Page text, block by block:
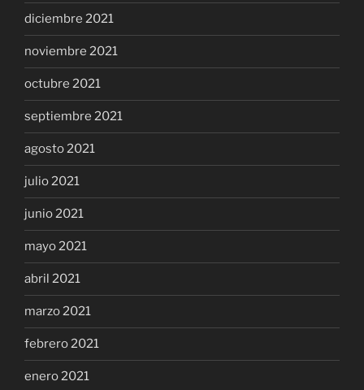
diciembre 2021
noviembre 2021
octubre 2021
septiembre 2021
agosto 2021
julio 2021
junio 2021
mayo 2021
abril 2021
marzo 2021
febrero 2021
enero 2021